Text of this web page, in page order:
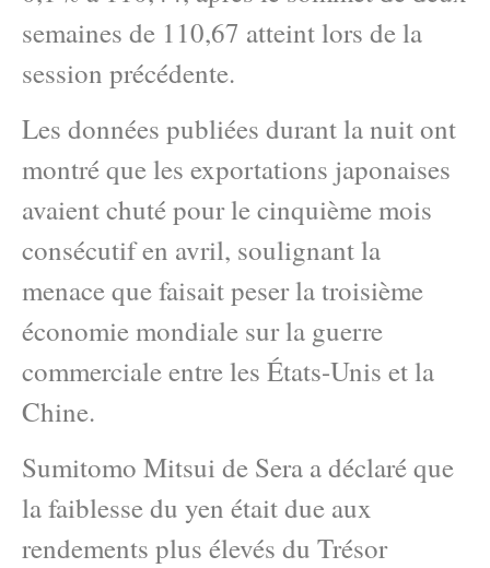
semaines de 110,67 atteint lors de la
session précédente.
Les données publiées durant la nuit ont
montré que les exportations japonaises
avaient chuté pour le cinquième mois
consécutif en avril, soulignant la
menace que faisait peser la troisième
économie mondiale sur la guerre
commerciale entre les États-Unis et la
Chine.
Sumitomo Mitsui de Sera a déclaré que
la faiblesse du yen était due aux
rendements plus élevés du Trésor